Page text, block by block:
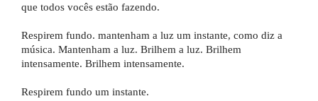
que todos vocês estão fazendo.
Respirem fundo. mantenham a luz um instante, como diz a
música. Mantenham a luz. Brilhem a luz. Brilhem
intensamente. Brilhem intensamente.
Respirem fundo um instante.